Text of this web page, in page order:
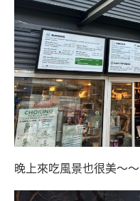
晚上來吃風景也很美～～